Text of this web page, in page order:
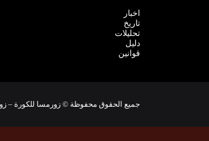
اخبار
تاريخ
تحليلات
دليل
قوانين
جميع الحقوق محفوظة © زورمسا للكورة –